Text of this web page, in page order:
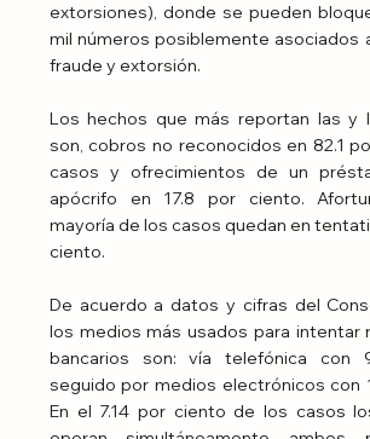
extorsiones), donde se pueden
mil números posiblemente asociados
fraude y extorsión.
Los hechos que más reportan las y
son, cobros no reconocidos en 82.1
casos y ofrecimientos de un
apócrifo en 17.8 por ciento.
mayoría de los casos quedan en
ciento.
De acuerdo a datos y cifras del
los medios más usados para intentar
bancarios son: vía telefónica con
seguido por medios electrónicos con
En el 7.14 por ciento de los casos